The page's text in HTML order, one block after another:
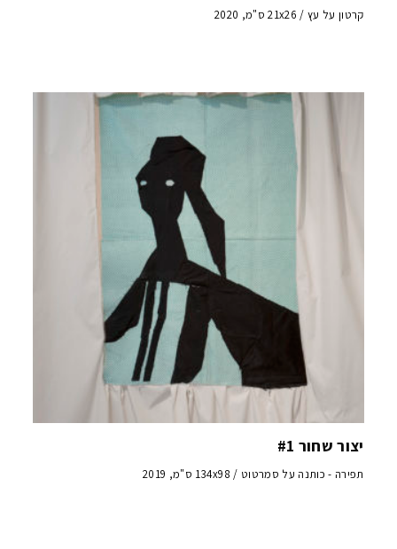
קרטון על עץ / 21x26 ס"מ, 2020
יצור שחור #1
תפירה - כותנה על סמרטוט / 134x98 ס"מ, 2019